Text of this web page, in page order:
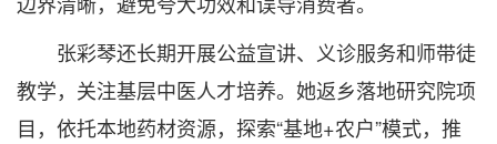
张彩琴还长期开展公益宣讲、义诊服务和师带徒
教学，关注基层中医人才培养。她返乡落地研究院项
目，依托本地药材资源，探索“基地+农户”模式，推